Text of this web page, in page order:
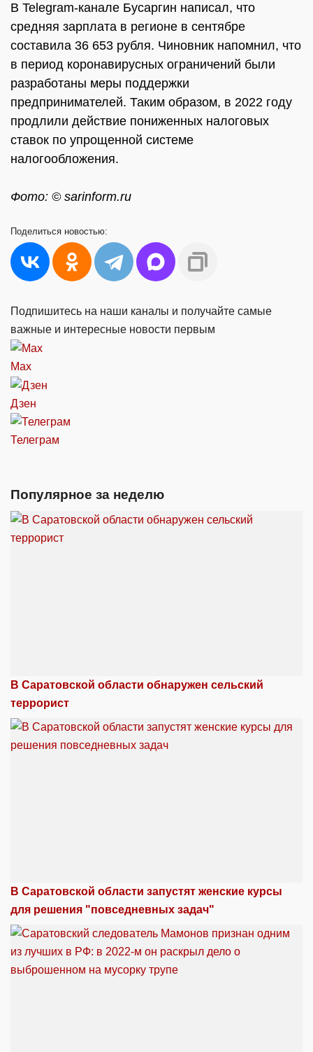
В Telegram-канале Бусаргин написал, что
средняя зарплата в регионе в сентябре
составила 36 653 рубля. Чиновник напомнил, что
в период коронавирусных ограничений были
разработаны меры поддержки
предпринимателей. Таким образом, в 2022 году
продлили действие пониженных налоговых
ставок по упрощенной системе
налогообложения.
Фото: © sarinform.ru
Поделиться новостью:
Подпишитесь на наши каналы и получайте самые
важные и интересные новости первым
Max
Дзен
Телеграм
Популярное за неделю
В Саратовской области обнаружен сельский
террорист
В Саратовской области запустят женские курсы
для решения "повседневных задач"